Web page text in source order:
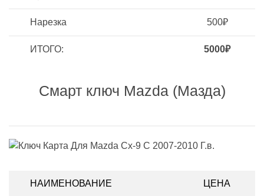
Нарезка 500₽
ИТОГО: 5000₽
Смарт ключ Mazda (Мазда)
НАИМЕНОВАНИЕ ЦЕНА